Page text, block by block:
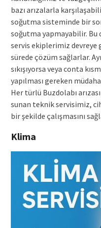
bazı arızalarla
soğutma sisteminde bir
soğutma yapmayabilir.
servis ekiplerimiz devreye
sürede çözüm sağlarlar.
sıkışıyorsa veya conta
yapılması gereken
Her türlü Buzdolabı
sunan teknik servisimiz,
bir şekilde çalışmasını
Klima